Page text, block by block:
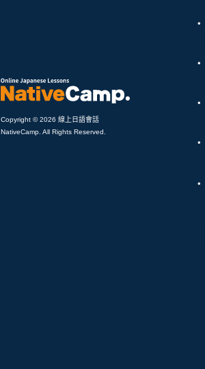
Copyright © 2026 線上日語會話
NativeCamp. All Rights Reserved.